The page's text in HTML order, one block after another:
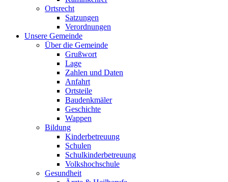
Ortsrecht
Satzungen
Verordnungen
Unsere Gemeinde
Über die Gemeinde
Grußwort
Lage
Zahlen und Daten
Anfahrt
Ortsteile
Baudenkmäler
Geschichte
Wappen
Bildung
Kinderbetreuung
Schulen
Schulkinderbetreuung
Volkshochschule
Gesundheit